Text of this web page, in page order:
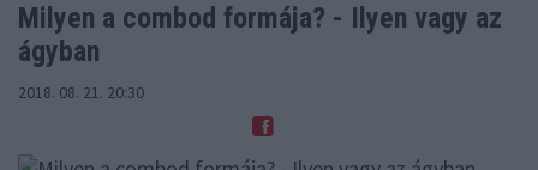
Milyen a combod formája? - Ilyen vagy az
ágyban
2018. 08. 21. 20:30